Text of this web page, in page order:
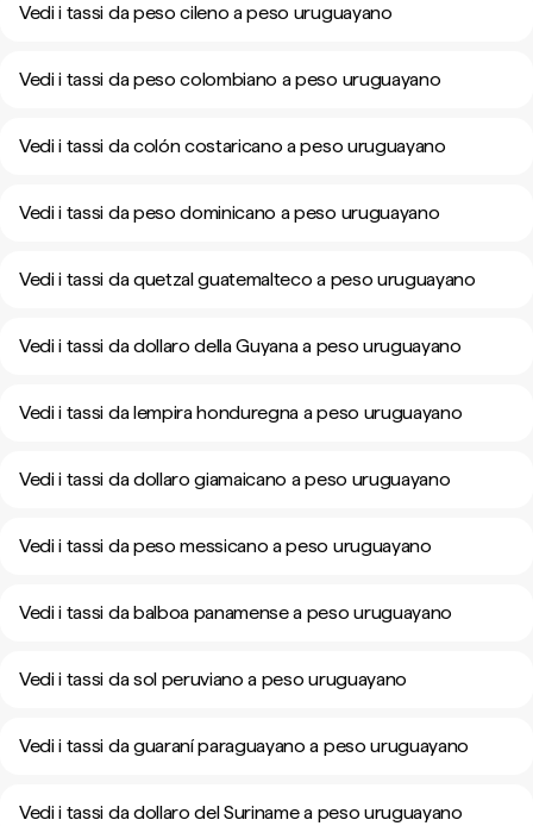
Vedi i tassi da peso cileno a peso uruguayano
Vedi i tassi da peso colombiano a peso uruguayano
Vedi i tassi da colón costaricano a peso uruguayano
Vedi i tassi da peso dominicano a peso uruguayano
Vedi i tassi da quetzal guatemalteco a peso uruguayano
Vedi i tassi da dollaro della Guyana a peso uruguayano
Vedi i tassi da lempira honduregna a peso uruguayano
Vedi i tassi da dollaro giamaicano a peso uruguayano
Vedi i tassi da peso messicano a peso uruguayano
Vedi i tassi da balboa panamense a peso uruguayano
Vedi i tassi da sol peruviano a peso uruguayano
Vedi i tassi da guaraní paraguayano a peso uruguayano
Vedi i tassi da dollaro del Suriname a peso uruguayano